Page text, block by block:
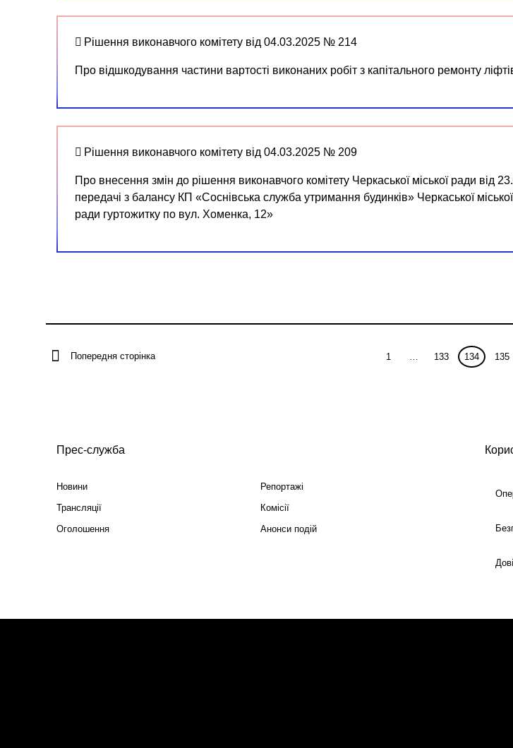
Рішення виконавчого комітету від 04.03.2025 № 214
Про відшкодування частини вартості виконаних робіт з капітального ремонту
Рішення виконавчого комітету від 04.03.2025 № 209
Про внесення змін до рішення виконавчого комітету Черкаської міської ради
передачі з балансу КП «Соснівська служба утримання будинків» Черкаської
ради гуртожитку по вул. Хоменка, 12»
Попередня сторінка 1 … 133 134 135
Прес-служба
Новини
Репортажі
Трансляції
Комісії
Оголошення
Анонси подій